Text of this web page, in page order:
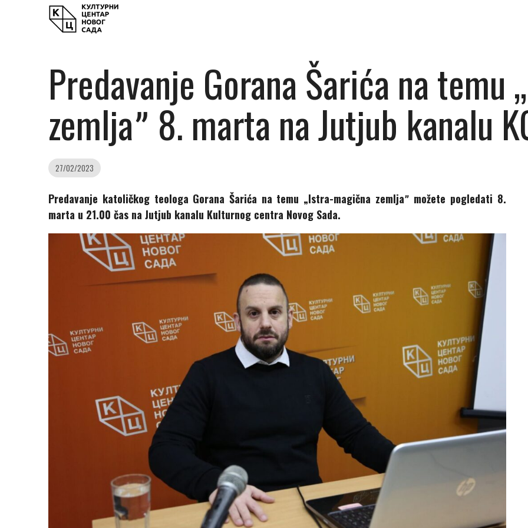
Predavanje Gorana Šarića na temu
zemljaˮ 8. marta na Jutjub kanalu
27/02/2023
Predavanje katoličkog teologa Gorana Šarića na temu „Istra-magična zemljaˮ možete pogledati 8.
marta u 21.00 čas na Jutjub kanalu Kulturnog centra Novog Sada.